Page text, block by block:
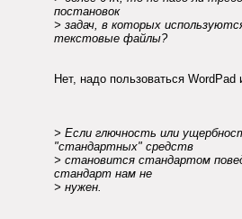
постановок
> задач, в которых
текстовые файлы?
Нет, надо пользоваться WordPad
> Если глючность или
"стандартных" средств
> становится стандартом
стандарт нам не
> нужен.